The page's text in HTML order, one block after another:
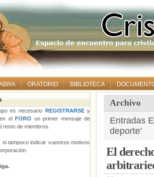
ORATORIO BIBLIOTECA
Archivo
Entradas
deporte’
El
es necesario REGISTRARSEy
el FORO un primer mensaje de
resto de miembros.
ni tampoco indicar vuestros motivos